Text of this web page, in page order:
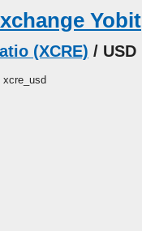
Yobit
(XCRE) / USD
xcre_usd